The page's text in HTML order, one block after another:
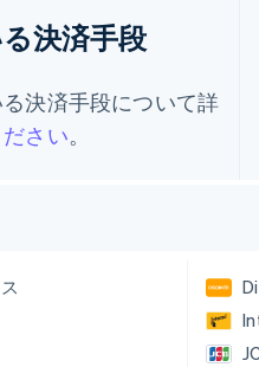
決済手段
決済手段について詳
さい